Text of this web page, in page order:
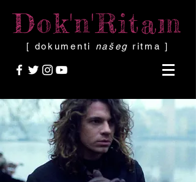
Dok'n'Ritam
[ dokumenti našeg ritma ]